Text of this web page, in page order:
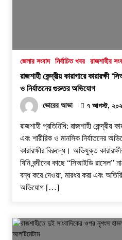
জেলার সংবাদ নির্বাচিত খবর রাজশাহীর
রাজশাহী কেন্দ্রীয় কারাগারে কারারক্ষী
ও নির্যাতনের গুরুতর অভিযোগ
ভোরের আভা ৭ আগস্ট,
রাজশাহী প্রতিনিধি: রাজশাহী কেন্দ্রীয়
এবং শারীরিক ও মানসিক নির্যাতনের
কারারক্ষীর বিরুদ্ধে। অভিযুক্ত
যিনি বন্দীদের কাছে “সিআইডি রাসেল”
বন্ধ করে দেওয়া, মারধর করা এবং
অভিযোগ […]